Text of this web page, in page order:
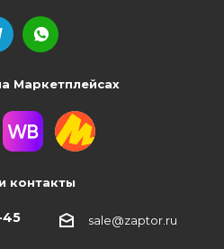
Маркетплейсах
контакты
45 sale@zaptor.ru